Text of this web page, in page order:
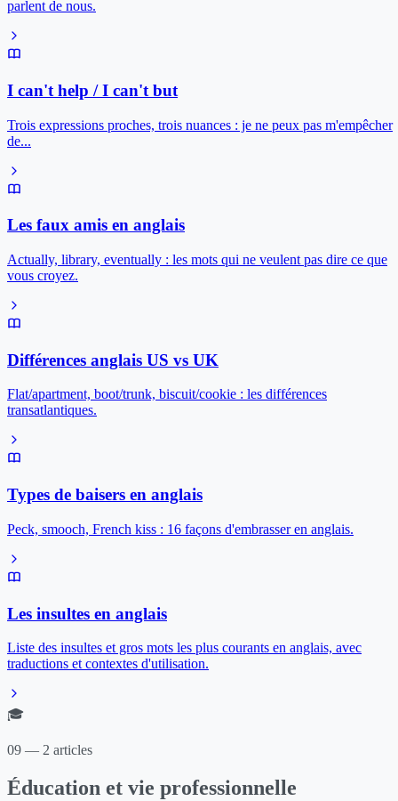
parlent de nous.
I can't help / I can't but
Trois expressions proches, trois nuances : je ne peux pas m'empêcher
de...
Les faux amis en anglais
Actually, library, eventually : les mots qui ne veulent pas dire ce que
vous croyez.
Différences anglais US vs UK
Flat/apartment, boot/trunk, biscuit/cookie : les différences
transatlantiques.
Types de baisers en anglais
Peck, smooch, French kiss : 16 façons d'embrasser en anglais.
Les insultes en anglais
Liste des insultes et gros mots les plus courants en anglais, avec
traductions et contextes d'utilisation.
🎓
09 — 2 articles
Éducation et vie professionnelle